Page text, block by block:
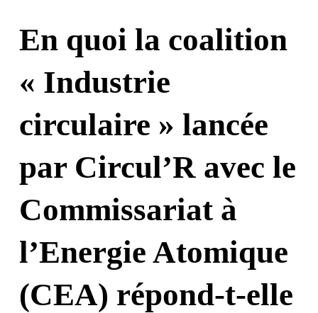
En quoi la coalition
« Industrie
circulaire » lancée
par Circul’R avec le
Commissariat à
l’Energie Atomique
(CEA) répond-t-elle